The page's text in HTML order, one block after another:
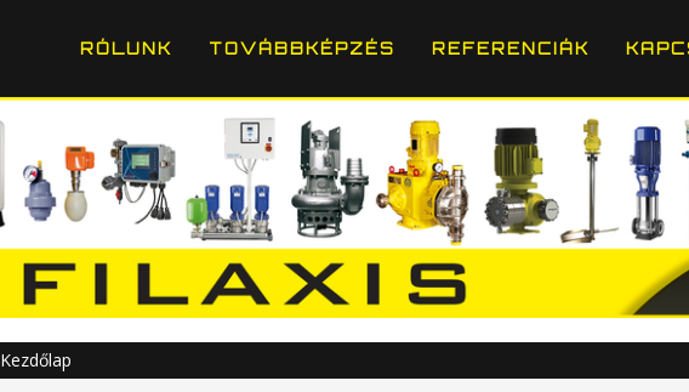
RÓLUNK TOVÁBBKÉPZÉS REFERENCIÁK
Kezdőlap